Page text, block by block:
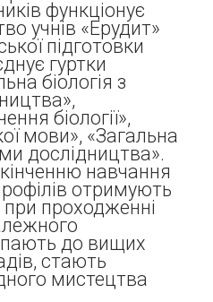
функціонує
учнів «Ерудит»
підготовки
гуртки
біологія з
біології»,
мови», «Загальна
дослідництва».
навчання
отримують
при проходженні
до вищих
стають
мистецтва